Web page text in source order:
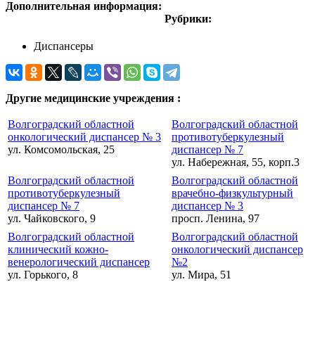
Дополнительная информация:
Рубрики:
Диспансеры
Другие медицинские учреждения :
Волгоградский областной
онкологический диспансер № 3
ул. Комсомольская, 25
Волгоградский областной
противотуберкулезный
диспансер № 7
ул. Набережная, 55, корп.3
Волгоградский областной
противотуберкулезный
диспансер № 7
ул. Чайковского, 9
Волгоградский областной
врачебно-физкультурный
диспансер № 3
просп. Ленина, 97
Волгоградский областной
клинический кожно-
венерологический диспансер
ул. Горького, 8
Волгоградский областной
онкологический диспансер
№2
ул. Мира, 51